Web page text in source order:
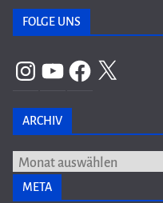
FOLGE UNS
InstagramYouTubeFacebook
X
ARCHIV
Archiv
META